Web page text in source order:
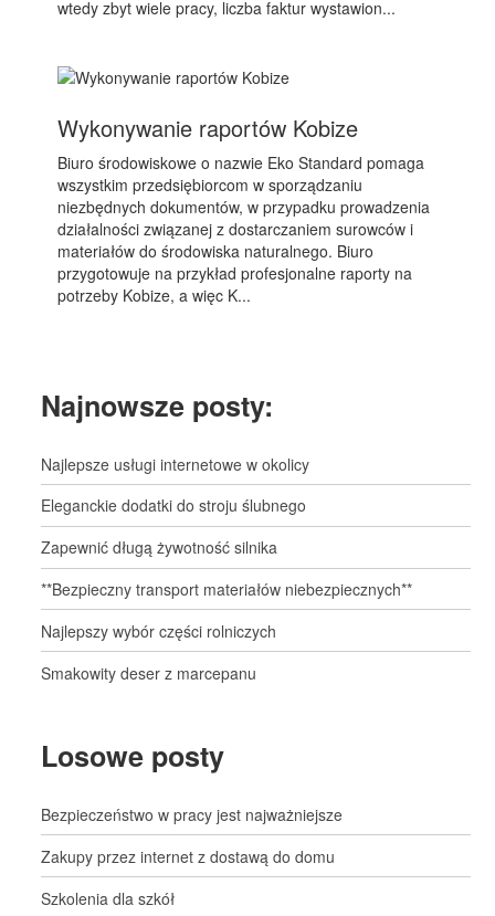
wtedy zbyt wiele pracy, liczba faktur wystawion...
Wykonywanie raportów Kobize
Biuro środowiskowe o nazwie Eko Standard pomaga
wszystkim przedsiębiorcom w sporządzaniu
niezbędnych dokumentów, w przypadku prowadzenia
działalności związanej z dostarczaniem surowców i
materiałów do środowiska naturalnego. Biuro
przygotowuje na przykład profesjonalne raporty na
potrzeby Kobize, a więc K...
Najnowsze posty:
Najlepsze usługi internetowe w okolicy
Eleganckie dodatki do stroju ślubnego
Zapewnić długą żywotność silnika
**Bezpieczny transport materiałów niebezpiecznych**
Najlepszy wybór części rolniczych
Smakowity deser z marcepanu
Losowe posty
Bezpieczeństwo w pracy jest najważniejsze
Zakupy przez internet z dostawą do domu
Szkolenia dla szkół